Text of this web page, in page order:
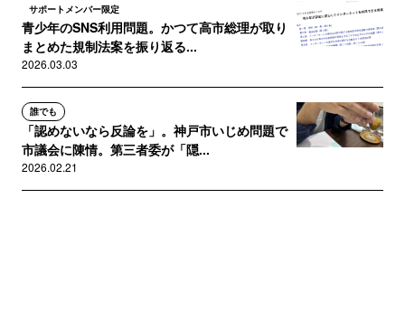
サポートメンバー限定
青少年のSNS利用問題。かつて高市総理が取り
まとめた規制法案を振り返る...
2026.03.03
誰でも
「認めないなら反論を」。神戸市いじめ問題で
市議会に陳情。第三者委が「隠...
2026.02.21